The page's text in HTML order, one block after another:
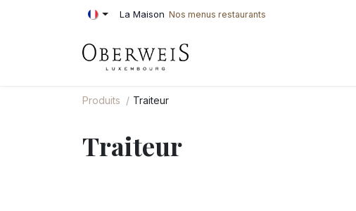
Se rendre au contenu La Maison Nos menus restaurants
Produits Traiteur
Traiteur